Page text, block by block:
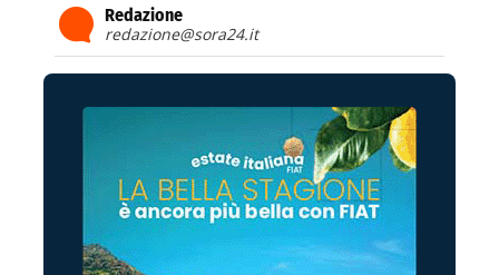
Redazione
redazione@sora24.it